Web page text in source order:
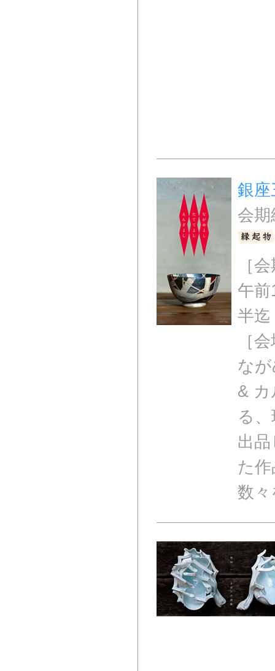
銀
会期
［
午
半迄
［
な
&
る
出
た
数